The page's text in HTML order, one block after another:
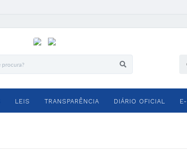
LEIS TRANSPARÊNCIA DIÁRIO OFICIAL